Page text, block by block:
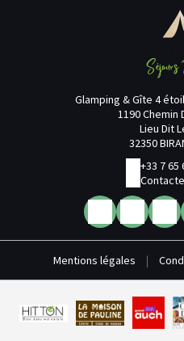
Glamping & Gîte 4
1190 Chemin
Lieu Dit
32350
+33 7 65
Mentions légales |